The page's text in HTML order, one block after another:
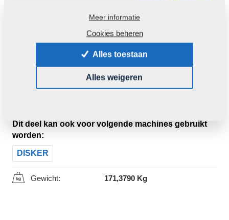
Productcode: 8000648-20012
Dit deel kan ook voor volgende machines gebruikt
worden:
DISKER
Gewicht: 171,3790 Kg
Meer informatie
Cookies beheren
Alles toestaan
Alles weigeren